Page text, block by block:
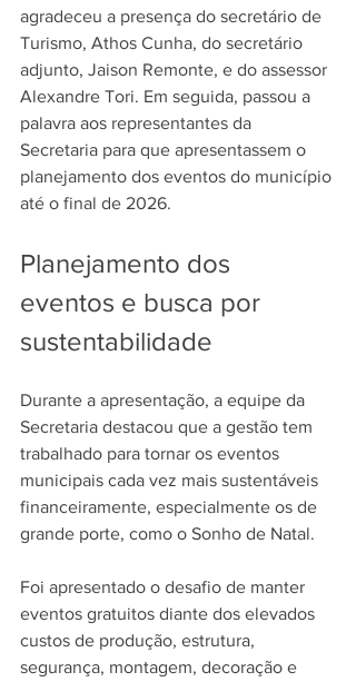
agradeceu a presença do secretário de
Turismo, Athos Cunha, do secretário
adjunto, Jaison Remonte, e do assessor
Alexandre Tori. Em seguida, passou a
palavra aos representantes da
Secretaria para que apresentassem o
planejamento dos eventos do município
até o final de 2026.
Planejamento dos
eventos e busca por
sustentabilidade
Durante a apresentação, a equipe da
Secretaria destacou que a gestão tem
trabalhado para tornar os eventos
municipais cada vez mais sustentáveis
financeiramente, especialmente os de
grande porte, como o Sonho de Natal.
Foi apresentado o desafio de manter
eventos gratuitos diante dos elevados
custos de produção, estrutura,
segurança, montagem, decoração e